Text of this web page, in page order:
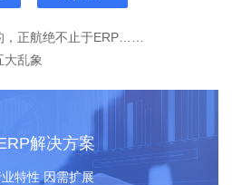
，正航绝不止于ERP……
大乱象
解决方案
特性 因需扩展